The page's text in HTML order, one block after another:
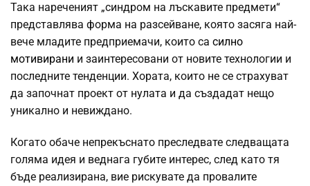
Така нареченият „синдром на лъскавите предмети“
представлява форма на разсейване, която засяга най-
вече младите предприемачи, които са силно
мотивирани и заинтересовани от новите технологии и
последните тенденции. Хората, които не се страхуват
да започнат проект от нулата и да създадат нещо
уникално и невиждано.
Когато обаче непрекъснато преследвате следващата
голяма идея и веднага губите интерес, след като тя
бъде реализирана, вие рискувате да провалите